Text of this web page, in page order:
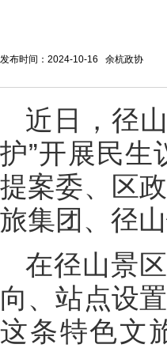
发布时间：2024-10-16 余杭政协
近日，径
护”开展民生
提案委、区
旅集团、径
在径山景
向、站点设
这条特色文